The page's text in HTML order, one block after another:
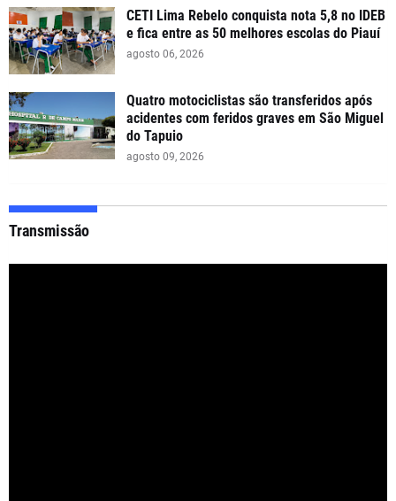
CETI Lima Rebelo conquista nota 5,8 no IDEB
e fica entre as 50 melhores escolas do Piauí
agosto 06, 2026
Quatro motociclistas são transferidos após
acidentes com feridos graves em São Miguel
do Tapuio
agosto 09, 2026
Transmissão